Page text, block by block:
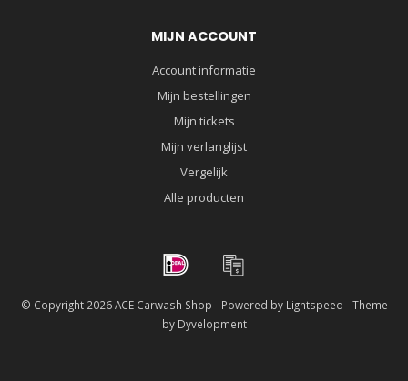
MIJN ACCOUNT
Account informatie
Mijn bestellingen
Mijn tickets
Mijn verlanglijst
Vergelijk
Alle producten
© Copyright 2026 ACE Carwash Shop - Powered by Lightspeed - Theme
by Dyvelopment